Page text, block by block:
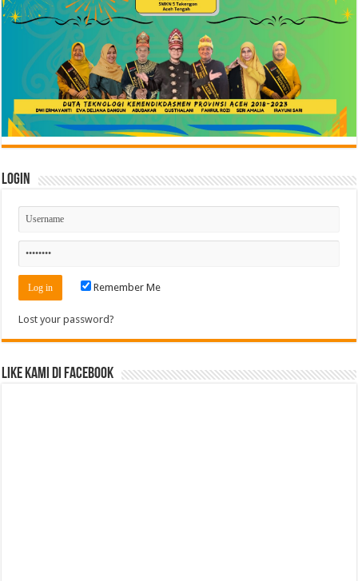
Login
Remember Me
Lost your password?
Like Kami di Facebook